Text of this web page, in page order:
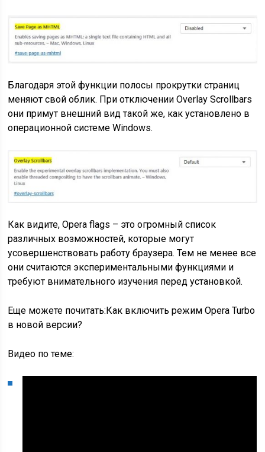
Благодаря этой функции полосы прокрутки страниц
меняют свой облик. При отключении Overlay Scrollbars
они примут внешний вид такой же, как установлено в
операционной системе Windows.
Как видите, Opera flags – это огромный список
различных возможностей, которые могут
усовершенствовать работу браузера. Тем не менее все
они считаются экспериментальными функциями и
требуют внимательного изучения перед установкой.
Еще можете почитать: Как включить режим Opera Turbo
в новой версии?
Видео по теме: